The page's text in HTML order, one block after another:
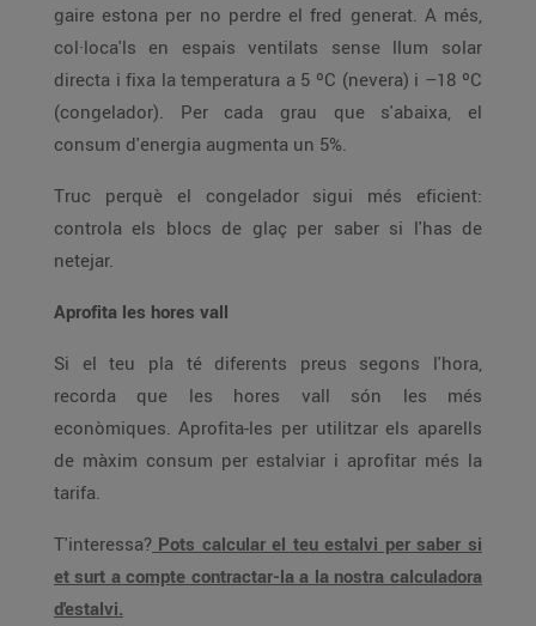
gaire estona per no perdre el fred generat. A més,
col·loca'ls en espais ventilats sense llum solar
directa i fixa la temperatura a 5 ºC (nevera) i –18 ºC
(congelador). Per cada grau que s'abaixa, el
consum d'energia augmenta un 5%.
Truc perquè el congelador sigui més eficient:
controla els blocs de glaç per saber si l'has de
netejar.
Aprofita les hores vall
Si el teu pla té diferents preus segons l'hora,
recorda que les hores vall són les més
econòmiques. Aprofita-les per utilitzar els aparells
de màxim consum per estalviar i aprofitar més la
tarifa.
T'interessa? Pots calcular el teu estalvi per saber si
et surt a compte contractar-la a la nostra calculadora
d'estalvi.